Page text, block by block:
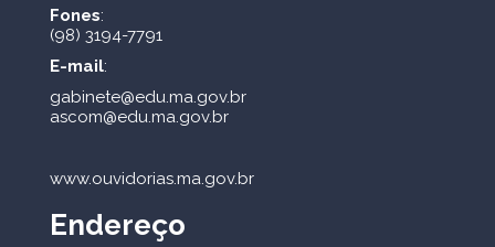
Fones:
(98) 3194-7791
E-mail:
gabinete@edu.ma.gov.br
ascom@edu.ma.gov.br
www.ouvidorias.ma.gov.br
Endereço